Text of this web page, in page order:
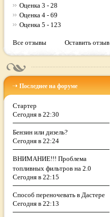
Оценка 3 - 28
Оценка 4 - 69
Оценка 5 - 123
Все отзывы Оставить отзыв
Последнее на форуме
Стартер
Сегодня в 22:30
Бензин или дизель?
Сегодня в 22:24
ВНИМАНИЕ!!! Проблема
топливных фильтров на 2.0
Сегодня в 22:15
Способ переночевать в Дастере
Сегодня в 22:13